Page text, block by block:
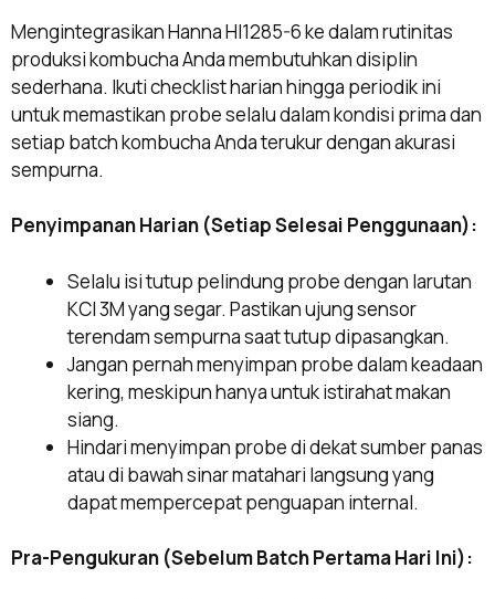
Mengintegrasikan Hanna HI1285-6 ke dalam rutinitas
produksi kombucha Anda membutuhkan disiplin
sederhana. Ikuti checklist harian hingga periodik ini
untuk memastikan probe selalu dalam kondisi prima dan
setiap batch kombucha Anda terukur dengan akurasi
sempurna.
Penyimpanan Harian (Setiap Selesai Penggunaan):
Selalu isi tutup pelindung probe dengan larutan
KCl 3M yang segar. Pastikan ujung sensor
terendam sempurna saat tutup dipasangkan.
Jangan pernah menyimpan probe dalam keadaan
kering, meskipun hanya untuk istirahat makan
siang.
Hindari menyimpan probe di dekat sumber panas
atau di bawah sinar matahari langsung yang
dapat mempercepat penguapan internal.
Pra-Pengukuran (Sebelum Batch Pertama Hari Ini):